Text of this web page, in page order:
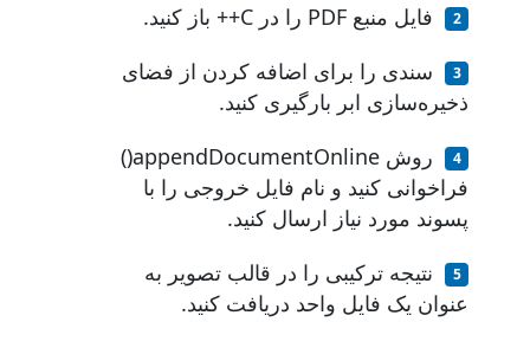
فایل منبع PDF را در C++ باز کنید.
سندی را برای اضافه کردن از فضای
ذخیره‌سازی ابر بارگیری کنید.
روش appendDocumentOnline()
فراخوانی کنید و نام فایل خروجی را با
پسوند مورد نیاز ارسال کنید.
نتیجه ترکیبی را در قالب تصویر به
عنوان یک فایل واحد دریافت کنید.